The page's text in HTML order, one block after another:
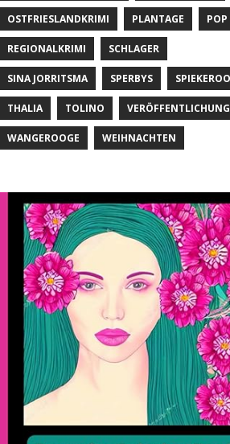
OSTFRIESLANDKRIMI PLANTAGE POP
REGIONALKRIMI SCHLAGER
SINA JORRITSMA SPERBYS
THALIA TOLINO VERÖFFENTLICHUNG
WANGEROOGE WEIHNACHTEN